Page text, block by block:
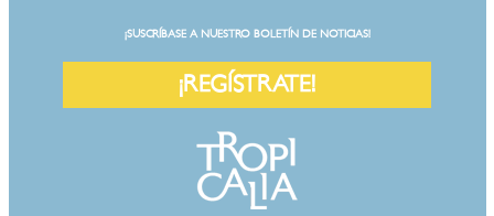
¡SUSCRÍBASE A NUESTRO BOLETÍN DE NOTICIAS!
¡REGÍSTRATE!